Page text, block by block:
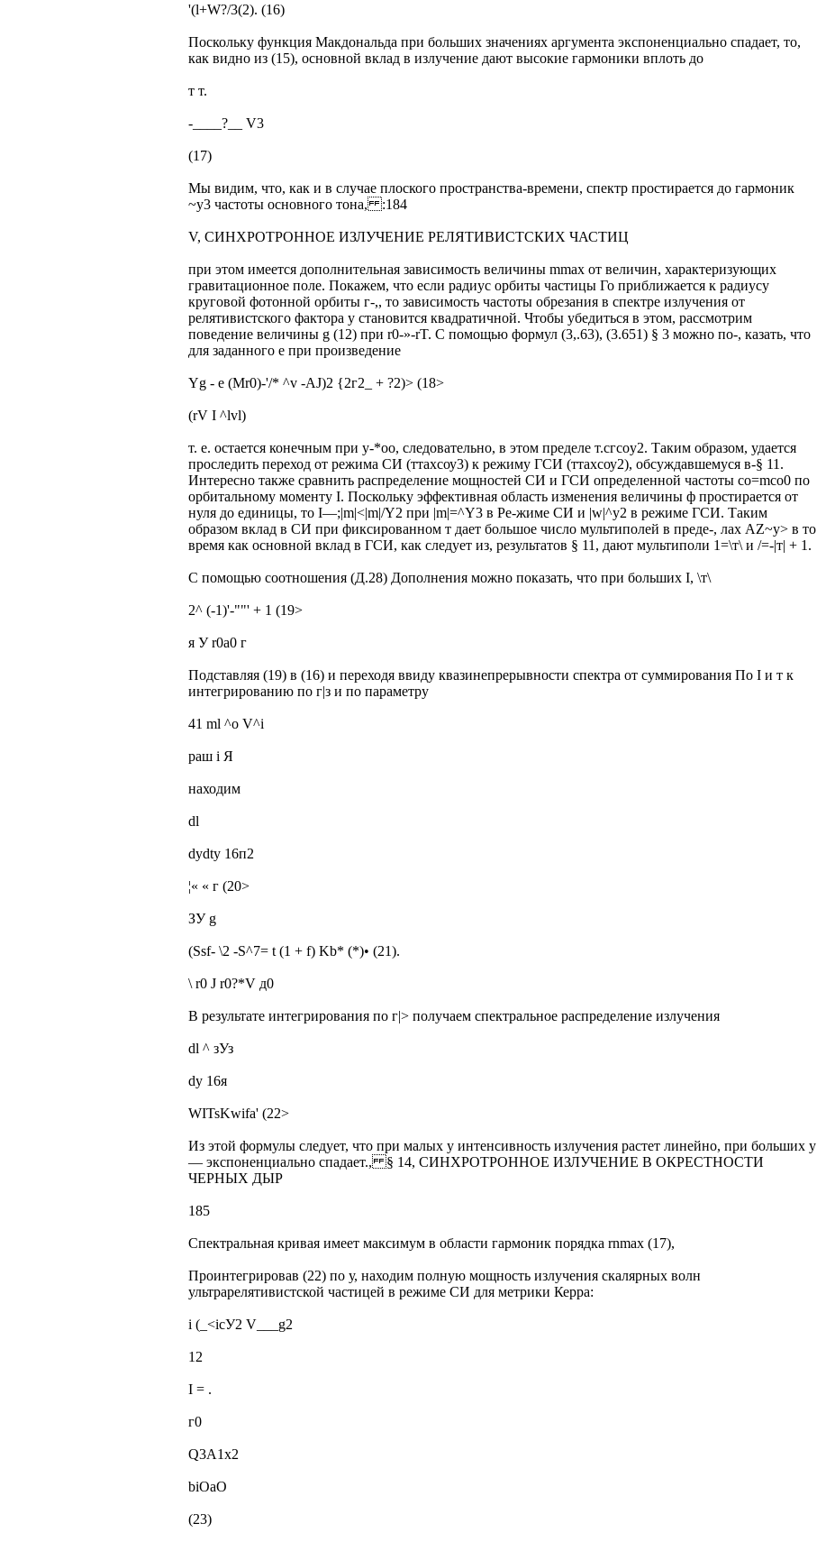
'(l+W?/3(2). (16)
Поскольку функция Макдональда при больших значениях аргумента экспоненциально спадает, то,
как видно из (15), основной вклад в излучение дают высокие гармоники вплоть до
т т.
-____?__ V3
(17)
Мы видим, что, как и в случае плоского пространства-времени, спектр простирается до гармоник
~у3 частоты основного тона, :184
V, СИНХРОТРОННОЕ ИЗЛУЧЕНИЕ РЕЛЯТИВИСТСКИХ ЧАСТИЦ
при этом имеется дополнительная зависимость величины mmax от величин, характеризующих
гравитационное поле. Покажем, что если радиус орбиты частицы Го приближается к радиусу
круговой фотонной орбиты г-,, то зависимость частоты обрезания в спектре излучения от
релятивистского фактора у становится квадратичной. Чтобы убедиться в этом, рассмотрим
поведение величины g (12) при r0-»-rT. С помощью формул (3,.63), (3.651) § 3 можно по-, казать, что
для заданного е при произведение
Yg - е (Mr0)-'/* ^v -AJ)2 {2г2_ + ?2)> (18>
(rV I ^lvl)
т. е. остается конечным при у-*оо, следовательно, в этом пределе т.сгcoy2. Таким образом, удается
проследить переход от режима СИ (ттахсоу3) к режиму ГСИ (ттахсоу2), обсуждавшемуся в-§ 11.
Интересно также сравнить распределение мощностей СИ и ГСИ определенной частоты co=mco0 по
орбитальному моменту I. Поскольку эффективная область изменения величины ф простирается от
нуля до единицы, то I—;|m|<|m|/Y2 при |m|=^Y3 в Pe-жиме СИ и |w|^y2 в режиме ГСИ. Таким
образом вклад в СИ при фиксированном т дает большое число мультиполей в преде-, лах AZ~y> в то
время как основной вклад в ГСИ, как следует из, результатов § 11, дают мультиполи 1=\т\ и /=-|т| + 1.
С помощью соотношения (Д.28) Дополнения можно показать, что при больших I, \т\
2^ (-1)'-""' + 1 (19>
я У r0a0 г
Подставляя (19) в (16) и переходя ввиду квазинепрерывности спектра от суммирования По I и т к
интегрированию по г|з и по параметру
41 ml ^o V^i
раш і Я
находим
dl
dydty 16п2
¦« « г (20>
ЗУ g
(Ssf- \2 -S^7= t (1 + f) Kb* (*)• (21).
\ r0 J r0?*V д0
В результате интегрирования по г|> получаем спектральное распределение излучения
dl ^ зУз
dy 16я
WITsKwifa' (22>
Из этой формулы следует, что при малых у интенсивность излучения растет линейно, при больших у
— экспоненциально спадает., § 14, СИНХРОТРОННОЕ ИЗЛУЧЕНИЕ В ОКРЕСТНОСТИ
ЧЕРНЫХ ДЫР
185
Спектральная кривая имеет максимум в области гармоник порядка rnmax (17),
Проинтегрировав (22) по у, находим полную мощность излучения скалярных волн
ультрарелятивистской частицей в режиме СИ для метрики Керра:
і (_<ісУ2 V___g2
12
I = .
г0
Q3A1x2
biOaO
(23)